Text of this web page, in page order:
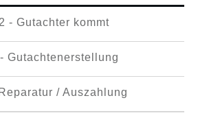
- Gutachter kommt
Gutachtenerstellung
/ Auszahlung